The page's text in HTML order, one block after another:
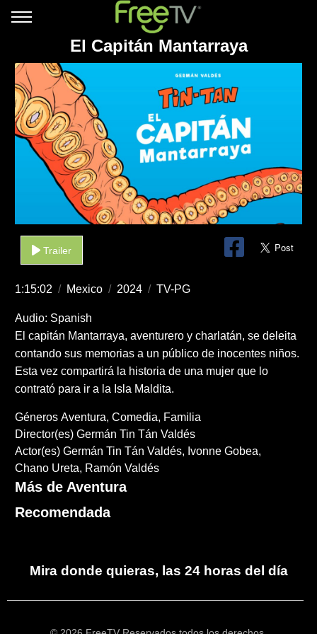
El Capitán Mantarraya
Trailer
1:15:02 / Mexico / 2024 / TV-PG
Audio: Spanish
El capitán Mantarraya, aventurero y charlatán, se deleita
contando sus memorias a un público de inocentes niños.
Esta vez compartirá la historia de una mujer que lo
contrató para ir a la Isla Maldita.
Géneros Aventura Comedia
Familia
Director(es) Germán Tin Tán Valdés
Actor(es) Germán Tin Tán Valdés
Ivonne Gobea
Chano Ureta
Ramón Valdés
Más de Aventura
Recomendada
Mira donde quieras, las 24 horas del día